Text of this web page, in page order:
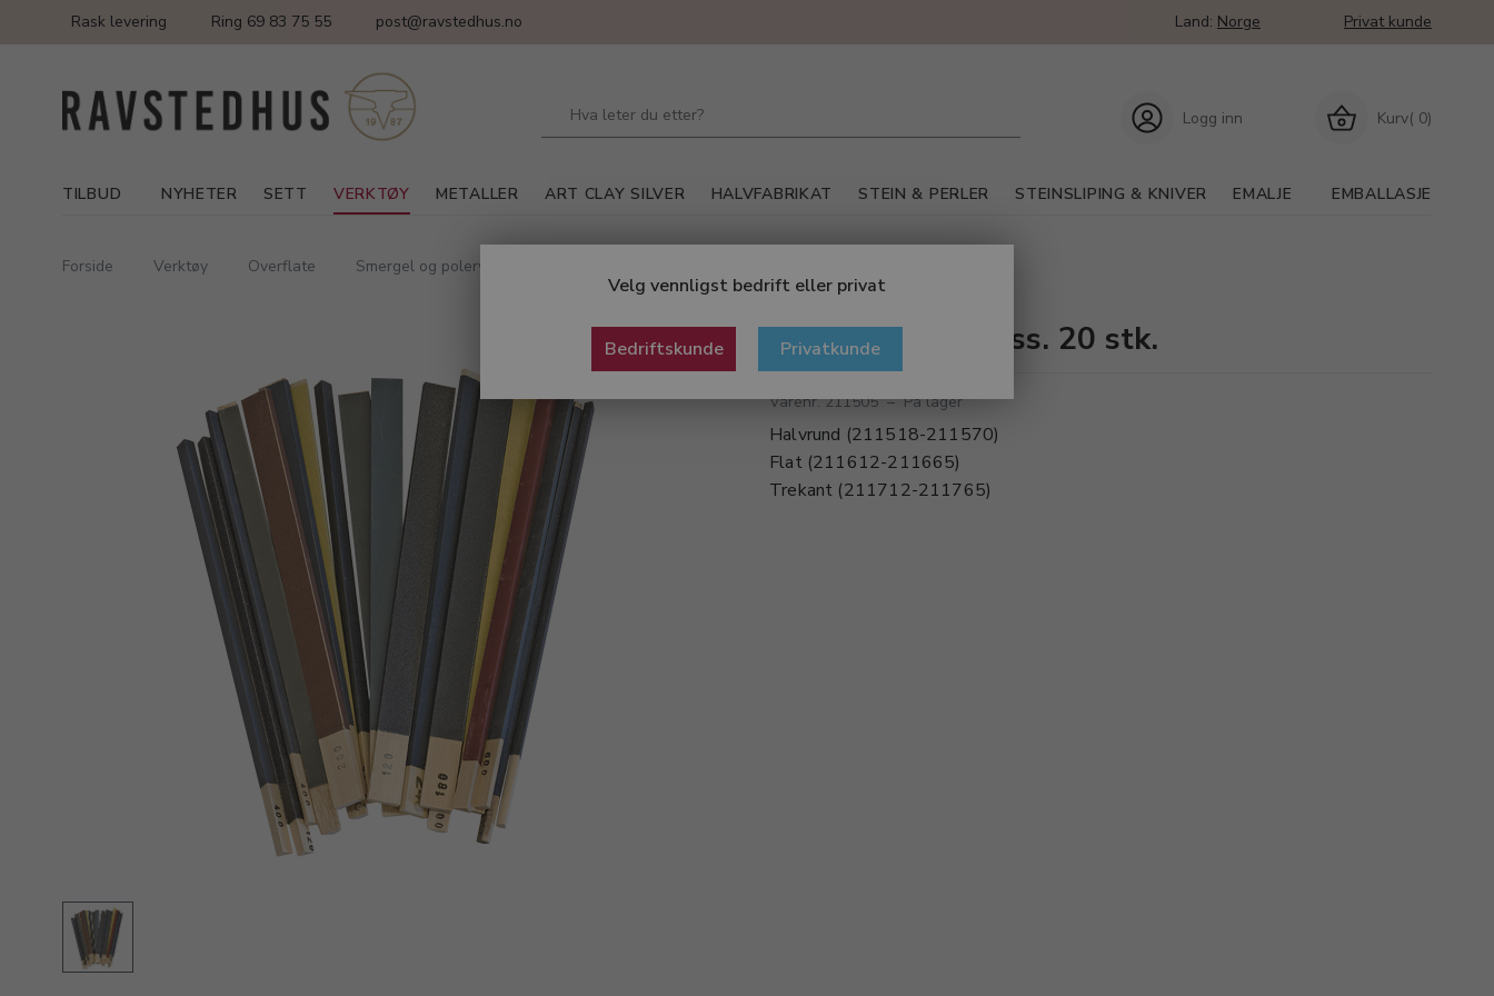
Velg vennligst bedrift eller privat
Bedriftskunde Privatkunde
Rask levering Ring 69 83 75 55 post@ravstedhus.no Land: Norge Privat kunde
Kurv( 0)
Logg inn
TILBUD NYHETER SETT VERKTØY METALLER ART CLAY SILVER HALVFABRIKAT STEIN & PERLER STEINSLIPING & KNIVER EMALJE EMBALLASJE
Forside Verktøy Overflate Smergel og polerverktøy
Smergelpinner ass. 20 stk.
Varenr. 211505 – På lager
Halvrund (211518-211570)
Flat (211612-211665)
Trekant (211712-211765)